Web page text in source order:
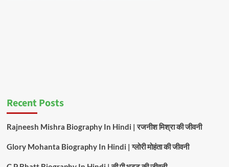
Recent Posts
Rajneesh Mishra Biography In Hindi | रजनीश मिश्रा की जीवनी
Glory Mohanta Biography In Hindi | ग्लोरी मोहंता की जीवनी